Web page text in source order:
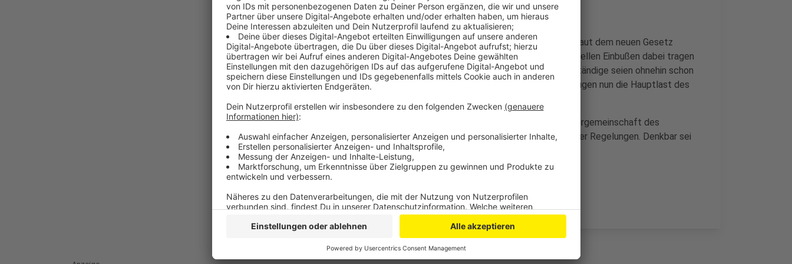
Demnach sind davon vor allem private Keinvermieter betroffen. Laut dem neuen Gesetz
dürfen Mieter ab sofort die Mietzahlungen aussetzen - die finanziellen Einbußen dabei tragen
aber die Vermieter, heißt es in dem offenen Brief. Sie als Selbstständige seien ohnehin schon
massiv von den Wirtschaftlichen Corona Folgen gebeutelt und trügen nun die Hauptlast des
Die ImmoConcept Verwaltungsgruppe, zu der auch die Eigentümergemeinschaft des
Bergischen Hofes gehört, fordert eine schnelle Nachbesserung der Regelungen. Denkbar sei
zum Beispiel ein Mietzuschuss für Gewerbebetriebe.
Anzeige